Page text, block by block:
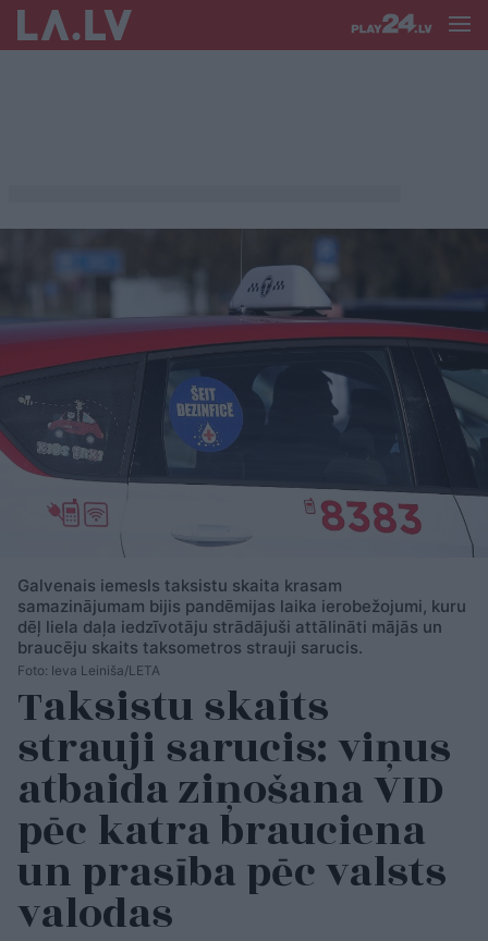
Galvenais iemesls taksistu skaita krasam
samazinājumam bijis pandēmijas laika ierobežojumi, kuru
dēļ liela daļa iedzīvotāju strādājuši attālināti mājās un
braucēju skaits taksometros strauji sarucis.
Foto: Ieva Leiniša/LETA
Taksistu skaits
strauji sarucis: viņus
atbaida ziņošana VID
pēc katra brauciena
un prasība pēc valsts
valodas